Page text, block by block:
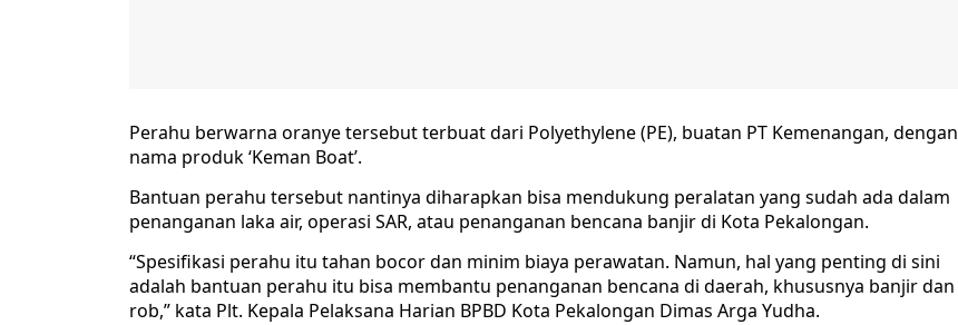
Perahu berwarna oranye tersebut terbuat dari Polyethylene (PE), buatan PT Kemenangan, dengan
nama produk ‘Keman Boat’.
Bantuan perahu tersebut nantinya diharapkan bisa mendukung peralatan yang sudah ada dalam
penanganan laka air, operasi SAR, atau penanganan bencana banjir di Kota Pekalongan.
“Spesifikasi perahu itu tahan bocor dan minim biaya perawatan. Namun, hal yang penting di sini
adalah bantuan perahu itu bisa membantu penanganan bencana di daerah, khususnya banjir dan
rob,” kata Plt. Kepala Pelaksana Harian BPBD Kota Pekalongan Dimas Arga Yudha.